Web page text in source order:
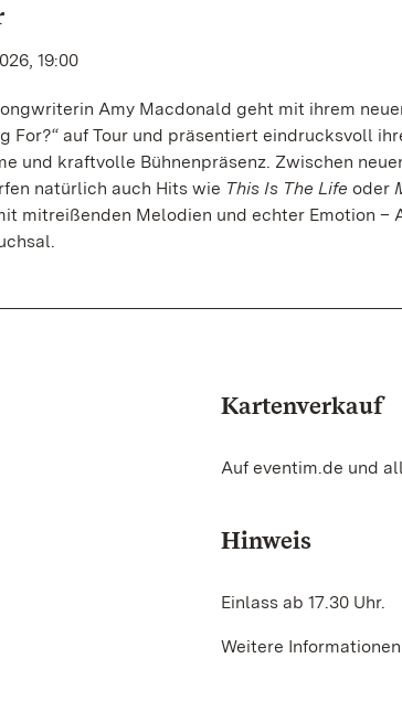
19:00
Amy Macdonald geht mit ihrem
For?“ auf Tour und präsentiert eindrucksvoll
und kraftvolle Bühnenpräsenz. Zwischen
natürlich auch Hits wie This Is The Life oder
mitreißenden Melodien und echter Emotion –
Kartenverkauf
Auf eventim.de und
Hinweis
Einlass ab 17.30 Uhr.
Weitere